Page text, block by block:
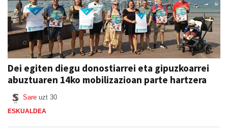
Dei egiten diegu donostiarrei eta gipuzkoarrei
abuztuaren 14ko mobilizazioan parte hartzera
Sare uzt 30
ESKUALDEA